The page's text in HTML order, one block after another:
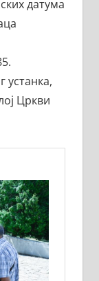
датума
Цркви